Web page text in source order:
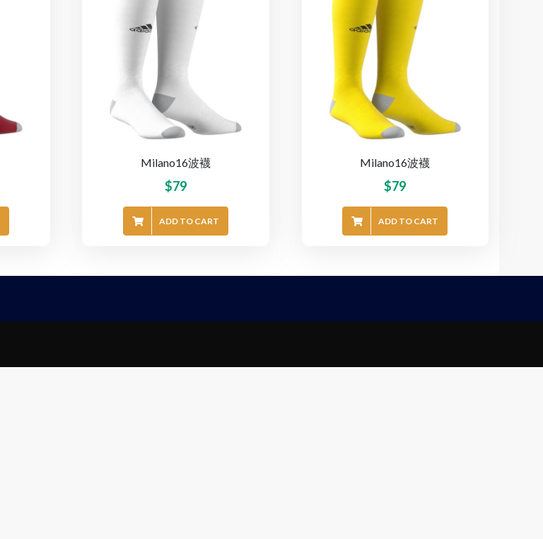
Milano16波襪
$79
ADD TO CART
Milano16波襪
$79
ADD TO CART